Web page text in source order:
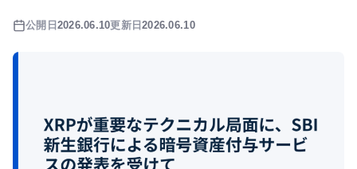
公開日 2026.06.10更新日2026.06.10